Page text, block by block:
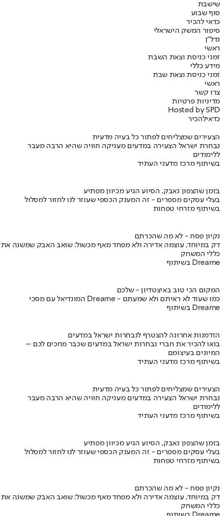
שישבת
סוף שבוע
כדאי להכיר
סיפור המשק הישראלי
נדל"ן
ראשי
זמני כניסת וצאת השבת
מידע כללי
זמני כניסת וצאת שבת
ראשי
צרו קשר
מדיניות פרטיות
Hosted by SPD
כדאילהכיר
הצעירים שמצליחים לפתור כל בעיה מדעית
נבחרת ישראל הצעירה במדעים מעניקה חוויה שהיא הרבה מעבר
ללימודים
בשיתוף מרכז מדעני העתיד
בזמן שהצפון נאבק, הסיוע הגיע מכיוון מפתיע
בעלי עסקים מספרים - זה המענק הכספי שעוזר לנו לחזור למסלול
בשיתוף מזרחי טפחות
נקיון פסח - לא מה שהכרתם
דק במיוחד, עוצמה אדירה ולא מפחד מאף מכשול: שואב האבק שמשנה את
כללי המשחק
בשיתוף Dreame
המקום הכי טוב באיצטדיון - שלכם
המונדיאל עם מסכי Dreame - כמו שעוד לא ראיתם ולא שמעתם
בשיתוף Dreame
הזדמנות אחרונה להצטרף לנבחרות ישראל במדעים
בואו להכיר את חברי נבחרות ישראל במדעים שכבר מחכים לכם –
המיונים בעיצומם
בשיתוף מרכז מדעני העתיד
הצעירים שמצליחים לפתור כל בעיה מדעית
נבחרת ישראל הצעירה במדעים מעניקה חוויה שהיא הרבה מעבר
ללימודים
בשיתוף מרכז מדעני העתיד
בזמן שהצפון נאבק, הסיוע הגיע מכיוון מפתיע
בעלי עסקים מספרים - זה המענק הכספי שעוזר לנו לחזור למסלול
בשיתוף מזרחי טפחות
נקיון פסח - לא מה שהכרתם
דק במיוחד, עוצמה אדירה ולא מפחד מאף מכשול: שואב האבק שמשנה את
כללי המשחק